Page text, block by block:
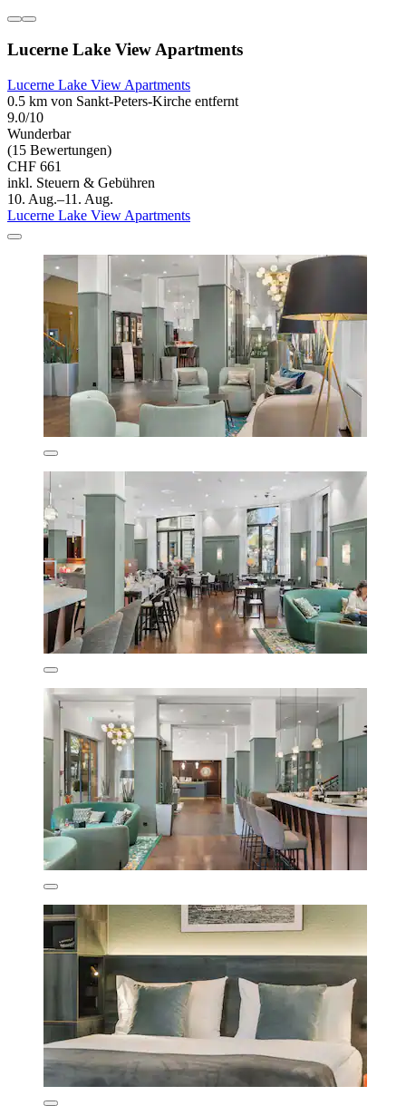
Lucerne Lake View Apartments
Lucerne Lake View Apartments
0.5 km von Sankt-Peters-Kirche entfernt
9.0/10
Wunderbar
(15 Bewertungen)
CHF 661
inkl. Steuern & Gebühren
10. Aug.–11. Aug.
Lucerne Lake View Apartments